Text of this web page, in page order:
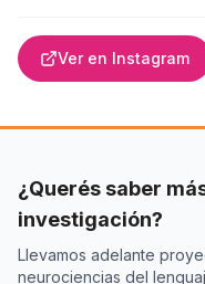
Ver en Instagram
¿Querés saber
investigación?
Llevamos adelante
neurociencias del